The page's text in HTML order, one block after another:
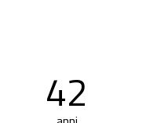
42